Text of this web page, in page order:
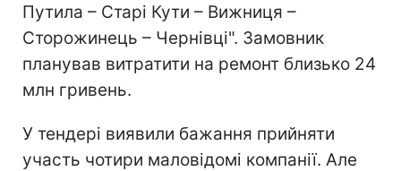
Путила – Старі Кути – Вижниця –
Сторожинець – Чернівці". Замовник
планував витратити на ремонт близько 24
млн гривень.
У тендері виявили бажання прийняти
участь чотири маловідомі компанії. Але